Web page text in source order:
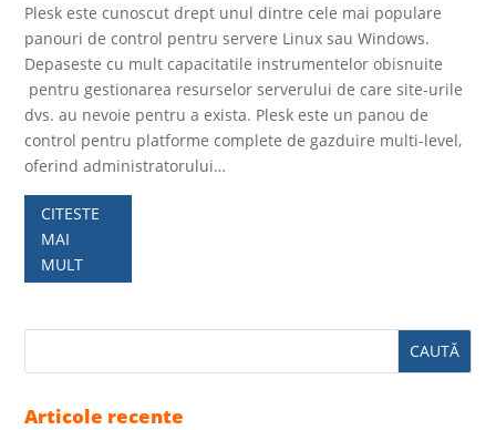
Plesk este cunoscut drept unul dintre cele mai populare
panouri de control pentru servere Linux sau Windows.
Depaseste cu mult capacitatile instrumentelor obisnuite
pentru gestionarea resurselor serverului de care site-urile
dvs. au nevoie pentru a exista. Plesk este un panou de
control pentru platforme complete de gazduire multi-level,
oferind administratorului…
CITESTE
MAI
MULT
Articole recente